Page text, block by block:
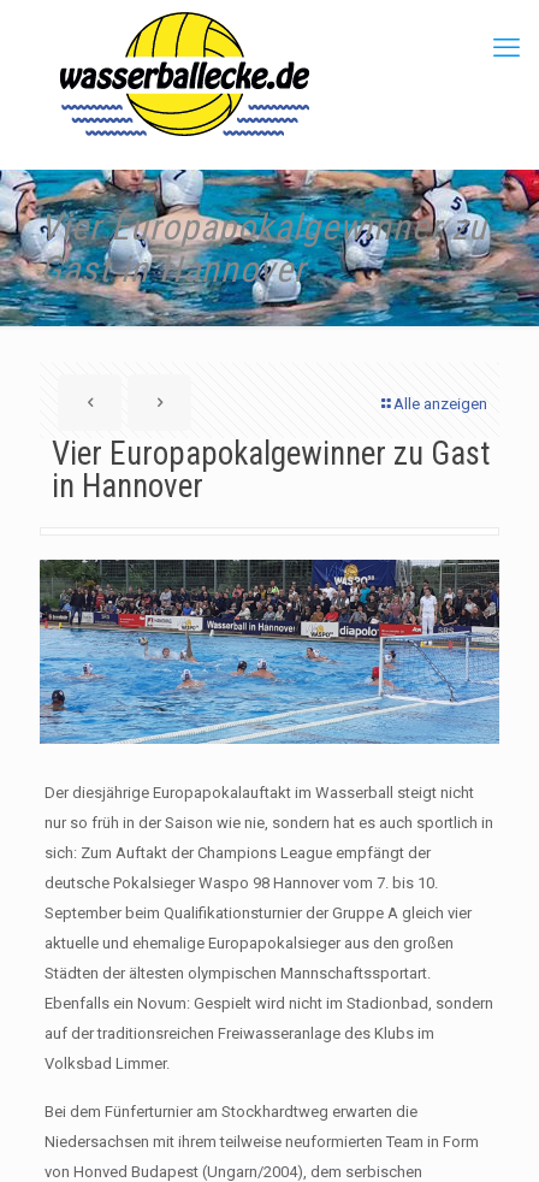
Vier Europapokalgewinner zu
Gast in Hannover
Alle anzeigen
Vier Europapokalgewinner zu Gast
in Hannover
Der diesjährige Europapokalauftakt im Wasserball steigt nicht
nur so früh in der Saison wie nie, sondern hat es auch sportlich in
sich: Zum Auftakt der Champions League empfängt der
deutsche Pokalsieger Waspo 98 Hannover vom 7. bis 10.
September beim Qualifikationsturnier der Gruppe A gleich vier
aktuelle und ehemalige Europapokalsieger aus den großen
Städten der ältesten olympischen Mannschaftssportart.
Ebenfalls ein Novum: Gespielt wird nicht im Stadionbad, sondern
auf der traditionsreichen Freiwasseranlage des Klubs im
Volksbad Limmer.
Bei dem Fünferturnier am Stockhardtweg erwarten die
Niedersachsen mit ihrem teilweise neuformierten Team in Form
von Honved Budapest (Ungarn/2004), dem serbischen